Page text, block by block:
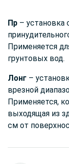
Пр –
Применяется
грунтовых вод.
Лонг –
врезной
Применяется,
выходящая из
см от